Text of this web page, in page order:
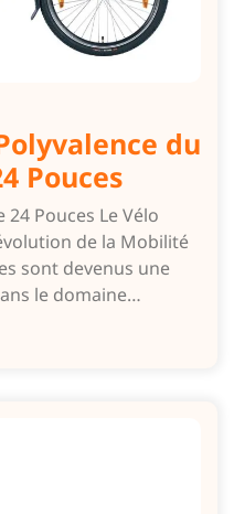
du
Pouces
Pouces Le Vélo
de la Mobilité
sont devenus une
le domaine…